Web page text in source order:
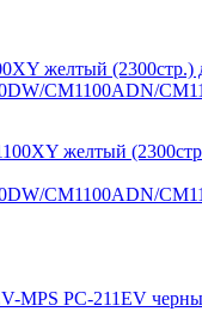
желтый (2300стр.)
CM1100ADN/
MPS PC-211EV